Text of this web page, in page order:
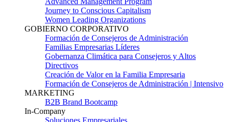
Journey to Conscious Capitalism
Women Leading Organizations
GOBIERNO CORPORATIVO
Formación de Consejeros de Administración
Familias Empresarias Líderes
Gobernanza Climática para Consejeros y Altos
Directivos
Creación de Valor en la Familia Empresaria
Formación de Consejeros de Administración | Intensivo
MARKETING
B2B Brand Bootcamp
In-Company
Soluciones Empresariales